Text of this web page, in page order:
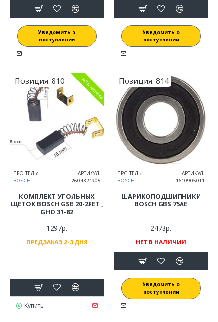
Уведомить о
поступлении
Уведомить о
поступлении
Позиция: 810 есть замена
ПРО-ТЕЛЬ:
BOSCH
АРТИКУЛ:
2604321905
КОМПЛЕКТ УГОЛЬНЫХ
ЩЕТОК BOSCH GSB 20-2RET ,
GHO 31-82
1297р.
ПРЕДЗАКАЗ 2-3 ДНЯ
Купить
Позиция: 814
ПРО-ТЕЛЬ:
BOSCH
АРТИКУЛ:
1610905011
ШАРИКОПОДШИПНИКИ
BOSCH GBS 75AE
2478р.
НЕТ В НАЛИЧИИ
Уведомить о
поступлении